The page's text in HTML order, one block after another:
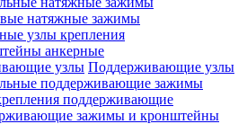
натяжные зажимы
узлы крепления
анкерные
Поддерживающие узлы
поддерживающие зажимы
поддерживающие
зажимы и кронштейны